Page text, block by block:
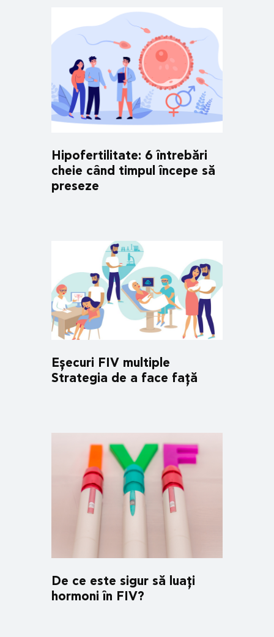
Hipofertilitate: 6 întrebări
cheie când timpul începe să
preseze
Eșecuri FIV multiple
Strategia de a face față
De ce este sigur să luați
hormoni în FIV?